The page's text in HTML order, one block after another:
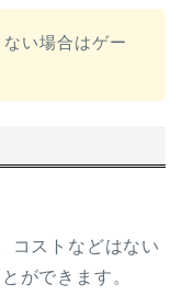
い場合はゲー
コストなどはない
ができます。